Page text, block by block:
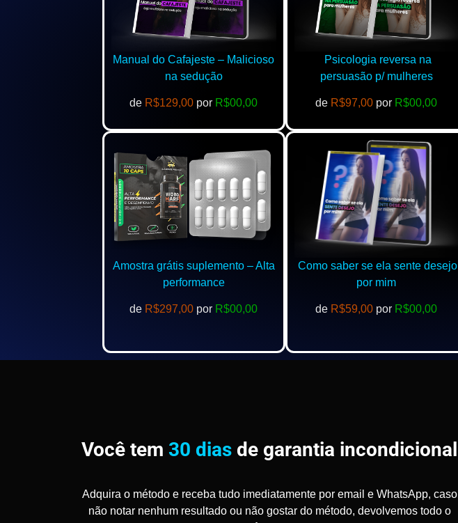
Manual do Cafajeste – Malicioso
na sedução
de R$129,00 por R$00,00
Psicologia reversa na
persuasão p/ mulheres
de R$97,00 por R$00,00
Amostra grátis suplemento – Alta
performance
de R$297,00 por R$00,00
Como saber se ela sente desejo
por mim
de R$59,00 por R$00,00
Você tem 30 dias de garantia incondicional
Adquira o método e receba tudo imediatamente por email e WhatsApp, caso
não notar nenhum resultado ou não gostar do método, devolvemos todo o